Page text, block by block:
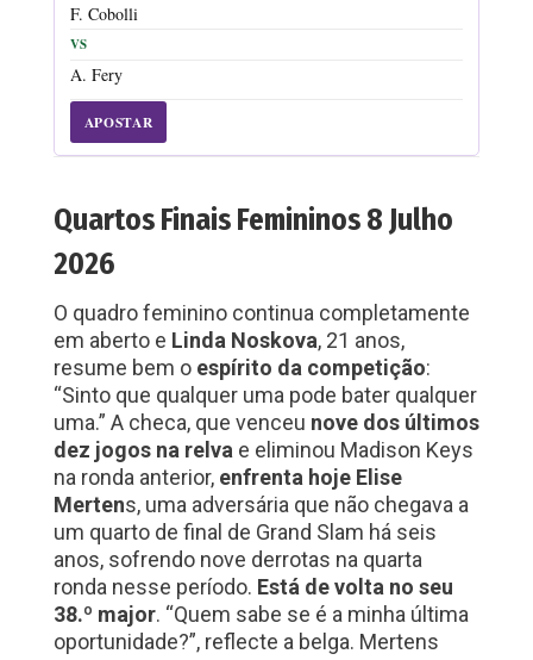
F. Cobolli
VS
A. Fery
APOSTAR
Quartos Finais Femininos 8 Julho
2026
O quadro feminino continua completamente
em aberto e Linda Noskova, 21 anos,
resume bem o espírito da competição:
“Sinto que qualquer uma pode bater qualquer
uma.” A checa, que venceu nove dos últimos
dez jogos na relvae eliminou Madison Keys
na ronda anterior, enfrenta hoje Elise
Mertens, uma adversária que não chegava a
um quarto de final de Grand Slam há seis
anos, sofrendo nove derrotas na quarta
ronda nesse período. Está de volta no seu
38.º major. “Quem sabe se é a minha última
oportunidade?”, reflecte a belga. Mertens